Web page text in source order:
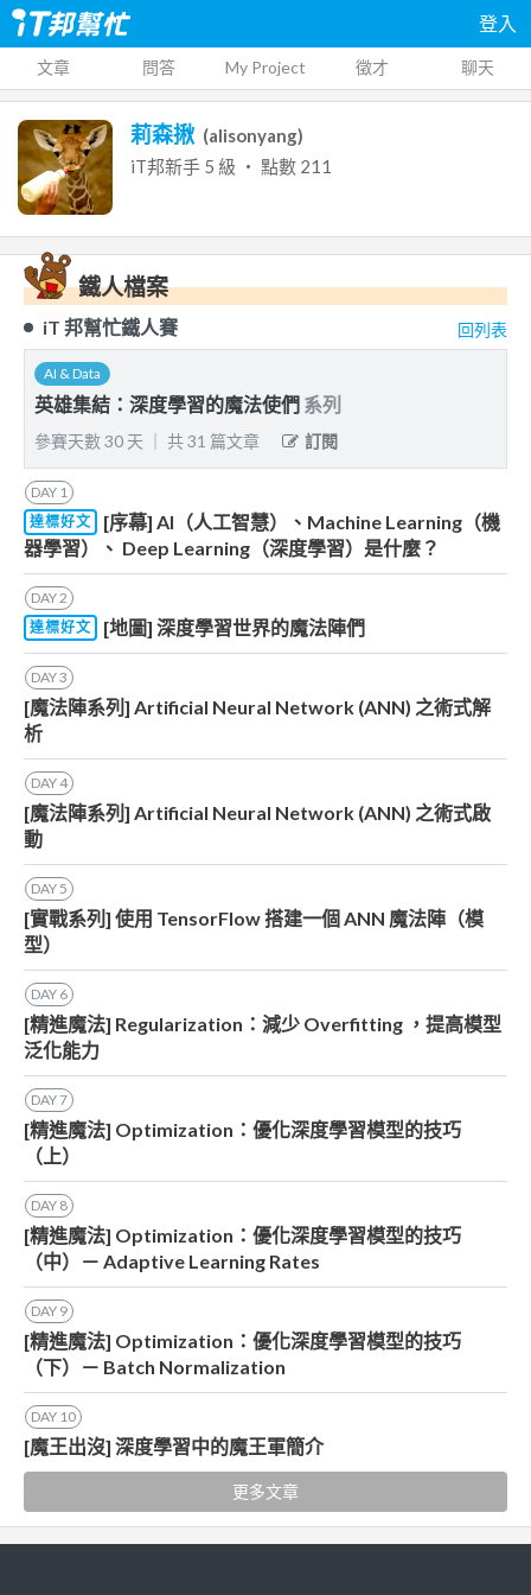
登入
文章 問答 My Project 徵才 聊天
莉森揪 (alisonyang)
iT邦新手 5 級 ‧ 點數 211
鐵人檔案
iT 邦幫忙鐵人賽 回列表
AI & Data
英雄集結：深度學習的魔法使們 系列
參賽天數30 天 共31 篇文章 訂閱
DAY 1
達標好文
[序幕] AI（人工智慧）、Machine Learning（機
器學習）、 Deep Learning（深度學習）是什麼？
DAY2
達標好文
[地圖] 深度學習世界的魔法陣們
DAY3
[魔法陣系列] Artificial Neural Network (ANN) 之術式解
析
DAY4
[魔法陣系列] Artificial Neural Network (ANN) 之術式啟
動
DAY5
[實戰系列] 使用 TensorFlow 搭建一個 ANN 魔法陣（模
型）
DAY 6
[精進魔法] Regularization：減少 Overfitting ，提高模型
泛化能力
DAY7
[精進魔法] Optimization：優化深度學習模型的技巧
（上）
DAY 8
[精進魔法] Optimization：優化深度學習模型的技巧
（中）－ Adaptive Learning Rates
DAY 9
[精進魔法] Optimization：優化深度學習模型的技巧
（下）－ Batch Normalization
DAY 10
[魔王出沒] 深度學習中的魔王軍簡介
更多文章